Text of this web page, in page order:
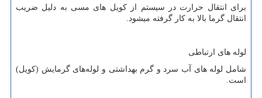
برای انتقال حرارت در سیستم از کویل های مسی به دلیل ضریب
انتقال گرما بالا به کار گرفته میشود.
لوله های ارتباطی
شامل لوله های آب سرد و گرم بهداشتی و لوله‌های گرمایش (کویل)
است.